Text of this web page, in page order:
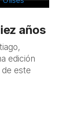
años
edición
de este